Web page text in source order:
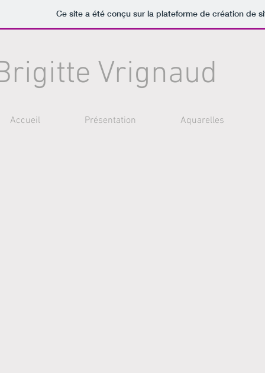
Ce site a été conçu sur la plateforme de création de
Vrignaud
Accueil Présentation Aquarelles